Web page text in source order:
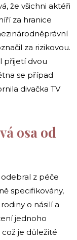
že všichni aktéři
za hranice
za rizikovou.
přijetí dvou
se případ
divačka TV
osa od
odebral z péče
specifikovány,
o násilí a
jednoho
je důležité